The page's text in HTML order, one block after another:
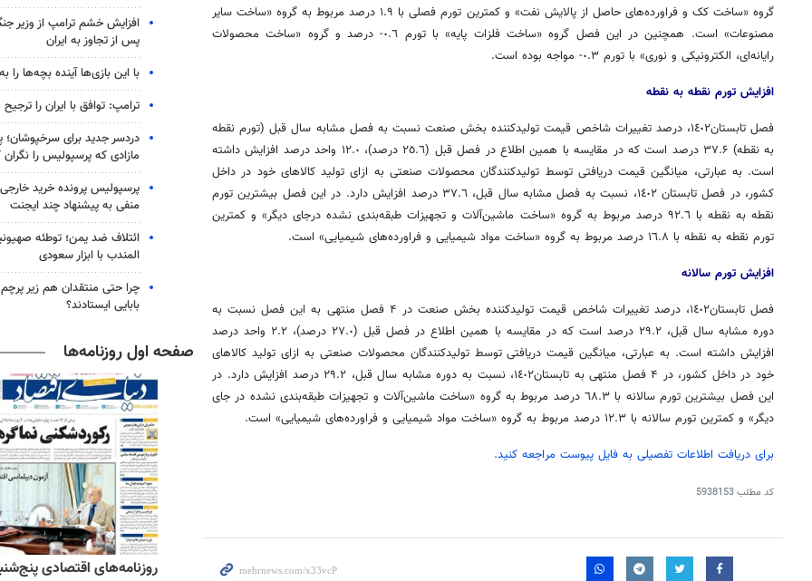
گروه «ساخت کک و فراورده‌های حاصل از پالایش نفت» و کمترین تورم فصلی با ١.٩ درصد مربوط به گروه «ساخت سایر
مصنوعات» است. همچنین در این فصل گروه «ساخت فلزات پایه» با تورم ٠.٦- درصد و گروه «ساخت محصولات
رایانه‌ای، الکترونیکی و نوری» با تورم ٠.٣- مواجه بوده است.
افزایش تورم نقطه به نقطه
فصل تابستان١٤٠٢، درصد تغییرات شاخص قیمت تولیدکننده بخش صنعت نسبت به فصل مشابه سال قبل (تورم نقطه
به نقطه) ۳۷.۶ درصد است که در مقایسه با همین اطلاع در فصل قبل (٢٥.٦ درصد)، ١٢.٠ واحد درصد افزایش داشته
است. به عبارتی، میانگین قیمت دریافتی توسط تولیدکنندگان محصولات صنعتی به ازای تولید کالاهای خود در داخل
کشور، در فصل تابستان ١٤٠٢، نسبت به فصل مشابه سال قبل، ٣٧.٦ درصد افزایش دارد. در این فصل بیشترین تورم
نقطه به نقطه با ٩٢.٦ درصد مربوط به گروه «ساخت ماشین‌آلات و تجهیزات طبقه‌بندی نشده درجای دیگر» و کمترین
تورم نقطه به نقطه با ١٦.٨ درصد مربوط به گروه «ساخت مواد شیمیایی و فراورده‌های شیمیایی» است.
افزایش تورم سالانه
فصل تابستان١٤٠٢، درصد تغییرات شاخص قیمت تولیدکننده بخش صنعت در ۴ فصل منتهی به این فصل نسبت به
دوره مشابه سال قبل، ۲۹.۲ درصد است که در مقایسه با همین اطلاع در فصل قبل (٢٧.٠ درصد)، ٢.٢ واحد درصد
افزایش داشته است. به عبارتی، میانگین قیمت دریافتی توسط تولیدکنندگان محصولات صنعتی به ازای تولید کالاهای
خود در داخل کشور، در ۴ فصل منتهی به تابستان١٤٠٢، نسبت به دوره مشابه سال قبل، ٢٩.٢ درصد افزایش دارد. در
این فصل بیشترین تورم سالانه با ٦٨.٣ درصد مربوط به گروه «ساخت ماشین‌آلات و تجهیزات طبقه‌بندی نشده در جای
دیگر» و کمترین تورم سالانه با ١٢.٣ درصد مربوط به گروه «ساخت مواد شیمیایی و فراورده‌های شیمیایی» است.
برای دریافت اطلاعات تفصیلی به فایل پیوست مراجعه کنید.
کد مطلب5938153
افزایش خشم ترامپ از وزیر
پس از تجاوز به ایران
با این بازی‌ها آینده بچه‌ها را
ترامپ: توافق با ایران را
دردسر جدید برای سرخپوشان؛
مازادی که پرسپولیس را نگران
پرسپولیس پرونده خرید
منفی به پیشنهاد چند ایجنت
ائتلاف ضد یمن؛ توطئه
المندب با ابزار سعودی
چرا حتی منتقدان هم زیر
بابایی ایستادند؟
صفحه اول روزنامه‌ها
روزنامه‌های اقتصادی چهارشنبه ۱۴ مرداد ۱۴۰۵ روزنامه‌های ورزشی پنج‌شنبه ۱۵ مرداد ۱۴۰۵ روزنامه‌های اقتصادی پنج‌شنبه ۱۵ مرداد